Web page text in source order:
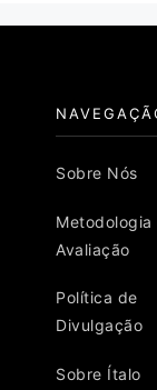
Sobre Nós
Metodologia
Avaliação
Política de
Divulgação
Sobre Ítalo